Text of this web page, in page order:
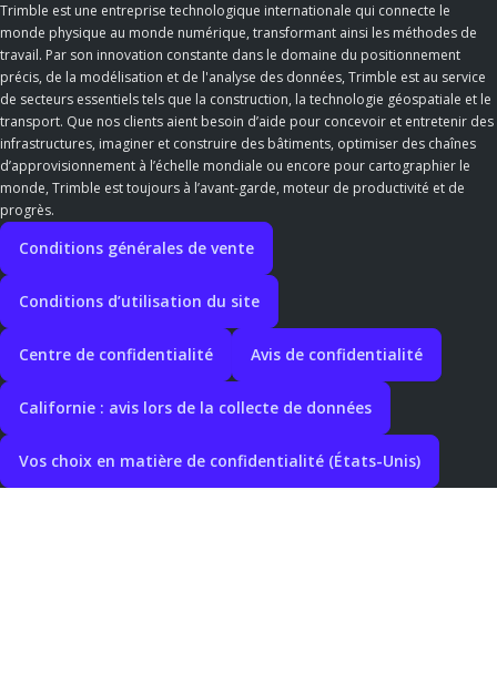
Trimble est une entreprise technologique internationale qui connecte le
monde physique au monde numérique, transformant ainsi les méthodes de
travail. Par son innovation constante dans le domaine du positionnement
précis, de la modélisation et de l'analyse des données, Trimble est au service
de secteurs essentiels tels que la construction, la technologie géospatiale et le
transport. Que nos clients aient besoin d’aide pour concevoir et entretenir des
infrastructures, imaginer et construire des bâtiments, optimiser des chaînes
d’approvisionnement à l’échelle mondiale ou encore pour cartographier le
monde, Trimble est toujours à l’avant-garde, moteur de productivité et de
progrès.
Conditions générales de vente
Conditions d’utilisation du site
Centre de confidentialité Avis de confidentialité
Californie : avis lors de la collecte de données
Vos choix en matière de confidentialité (États-Unis)